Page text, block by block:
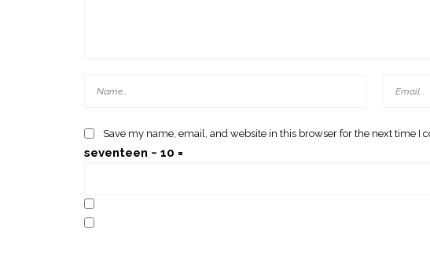
Save my name, email, and website in this browser for the next time I
seventeen − 10 =